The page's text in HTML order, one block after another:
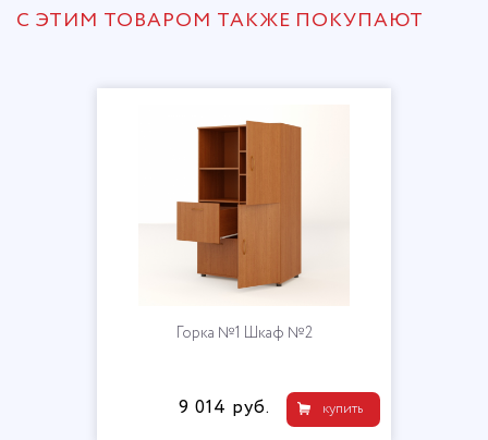
С ЭТИМ ТОВАРОМ ТАКЖЕ ПОКУПАЮТ
Горка №1 Шкаф №2
купить
9 014 руб.